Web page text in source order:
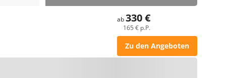
ab330 €
165 € p.P.
Zu den Angeboten